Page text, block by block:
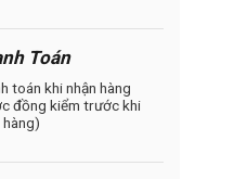
Toán
toán khi nhận hàng
đồng kiểm trước khi
hàng)